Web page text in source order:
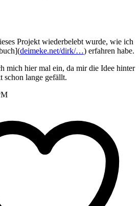
Projekt wiederbelebt wurde, wie ich
deimeke.net/dirk/…) erfahren habe.
mich hier mal ein, da mir die Idee hinter
schon lange gefällt.